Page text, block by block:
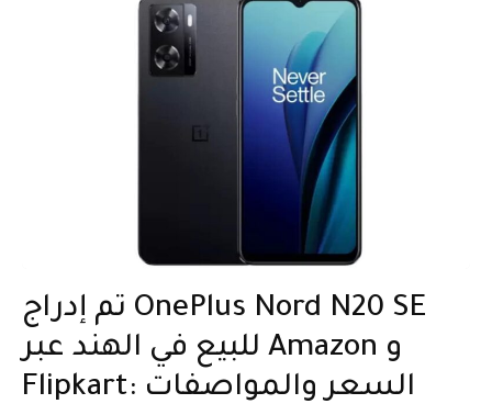
تم إدراج OnePlus Nord N20 SE
للبيع في الهند عبر Amazon و
Flipkart: السعر والمواصفات